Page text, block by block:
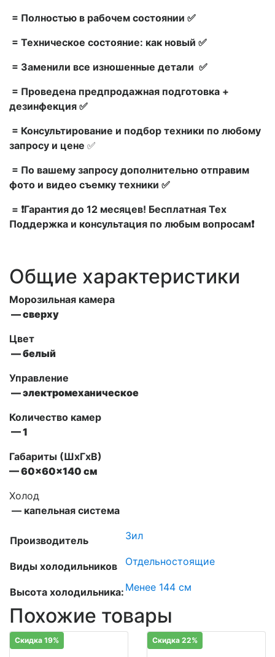
= Полностью в рабочем состоянии ✅
= Техническое состояние: как новый ✅
= Заменили все изношенные детали ✅
= Проведена предпродажная подготовка +
дезинфекция ✅
= Консультирование и подбор техники по любому
запросу и цене ✅
= По вашему запросу дополнительно отправим
фото и видео съемку техники ✅
= ❗Гарантия до 12 месяцев! Бесплатная Тех
Поддержка и консультация по любым вопросам❗
Общие характеристики
Морозильная камера
— сверху
Цвет
— белый
Управление
— электромеханическое
Количество камер
— 1
Габариты (ШxГxВ)
— 60x60x140 см
Холод
— капельная система
Производитель Зил
Виды холодильников Отдельностоящие
Высота холодильника: Менее 144 см
Похожие товары
Скидка 19% Скидка 22%